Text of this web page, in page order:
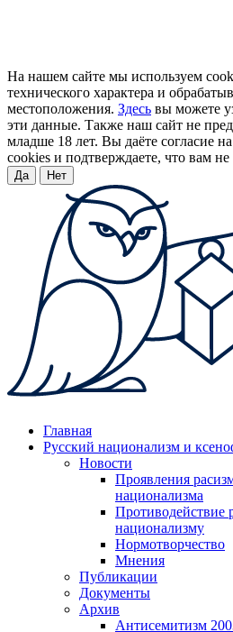
На нашем сайте мы используем
технического характера и
местоположения. Здесь вы можете
эти данные. Также наш сайт не
младше 18 лет. Вы даёте согласие
cookies и подтверждаете, что вам не
Да Нет
Главная
Русский национализм и
Новости
Проявления
национализма
Противодействие
национализму
Нормотворчество
Мнения
Публикации
Документы
Архив
Антисемитизм